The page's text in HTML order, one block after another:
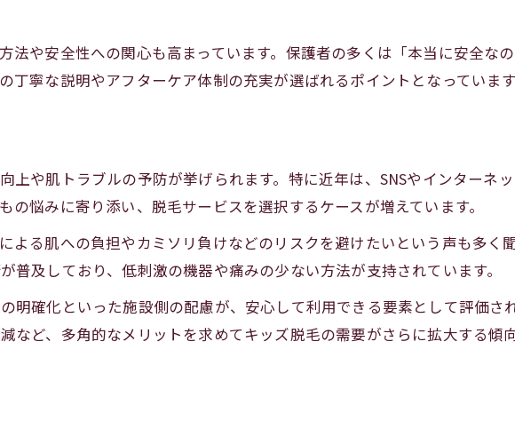
保護者と一緒に学ぶ脱毛のメリットと注意点
医療脱毛とサロン脱毛の安全性比較ポイント
脱毛後のアフターケアと肌トラブル予防方法
比較でわかるキッズ脱毛のポイント
キッズ脱毛の料金相場と選び方の基準
都度払いとコース料金の違いを徹底比較
や安全性への関心も高まっています。保護者の多くは「本当に安全な
寧な説明やアフターケア体制の充実が選ばれるポイントとなっています
上や肌トラブルの予防が挙げられます。特に近年は、SNSやインターネ
悩みに寄り添い、脱毛サービスを選択するケースが増えています。
よる肌への負担やカミソリ負けなどのリスクを避けたいという声も多く
及しており、低刺激の機器や痛みの少ない方法が支持されています。
確化といった施設側の配慮が、安心して利用できる要素として評価さ
ど、多角的なメリットを求めてキッズ脱毛の需要がさらに拡大する傾向